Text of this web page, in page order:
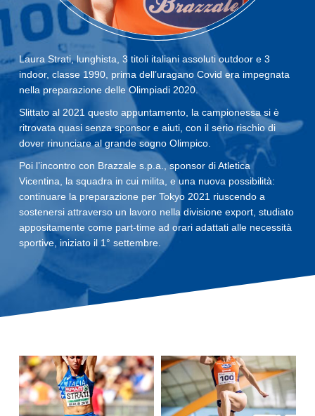
Laura Strati, lunghista, 3 titoli italiani assoluti outdoor e 3
indoor, classe 1990, prima dell’uragano Covid era impegnata
nella preparazione delle Olimpiadi 2020.
Slittato al 2021 questo appuntamento, la campionessa si è
ritrovata quasi senza sponsor e aiuti, con il serio rischio di
dover rinunciare al grande sogno Olimpico.
Poi l’incontro con Brazzale s.p.a., sponsor di Atletica
Vicentina, la squadra in cui milita, e una nuova possibilità:
continuare la preparazione per Tokyo 2021 riuscendo a
sostenersi attraverso un lavoro nella divisione export, studiato
appositamente come part-time ad orari adattati alle necessità
sportive, iniziato il 1° settembre.